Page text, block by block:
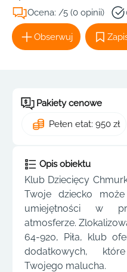
Ocena: /5 (0 opinii)
Obserwuj
Pakiety cenowe
Pełen etat: 950 zł
Opis obiektu
Klub Dziecięcy
Twoje dziecko
umiejętności w
atmosferze.
64-920, Piła, klub
dodatkowych,
Twojego malucha.